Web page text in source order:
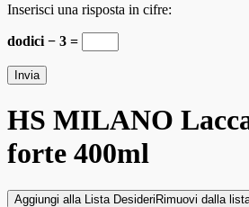
Inserisci una risposta in cifre:
dodici − 3 =
HS MILANO
forte 400ml
Aggiungi alla Lista Desideri Rimuovi dalla